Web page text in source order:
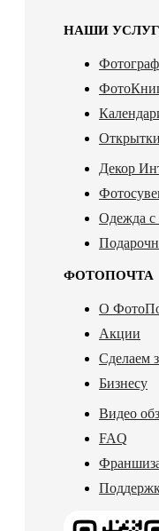
НАШИ
Открытки
Декор
Одежда
ФОТОПОЧТА
О
Акции
Сделаем
Бизнесу
Видео
FAQ